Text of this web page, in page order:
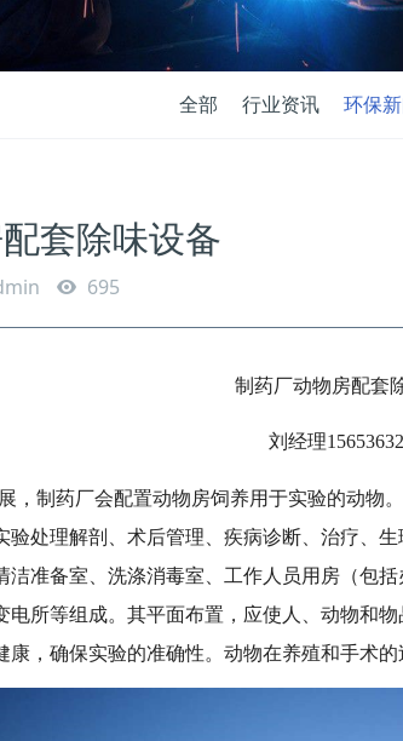
全部 行业资讯 环保
套除味设备
695
制药厂动物房配套
刘经理
，制药厂会配置动物房饲养用于实验的动物
验处理解剖、术后管理、疾病诊断、治疗、
洁准备室、洗涤消毒室、工作人员用房（包
电所等组成。其平面布置，应使人、动物和
，确保实验的准确性。动物在养殖和手术的